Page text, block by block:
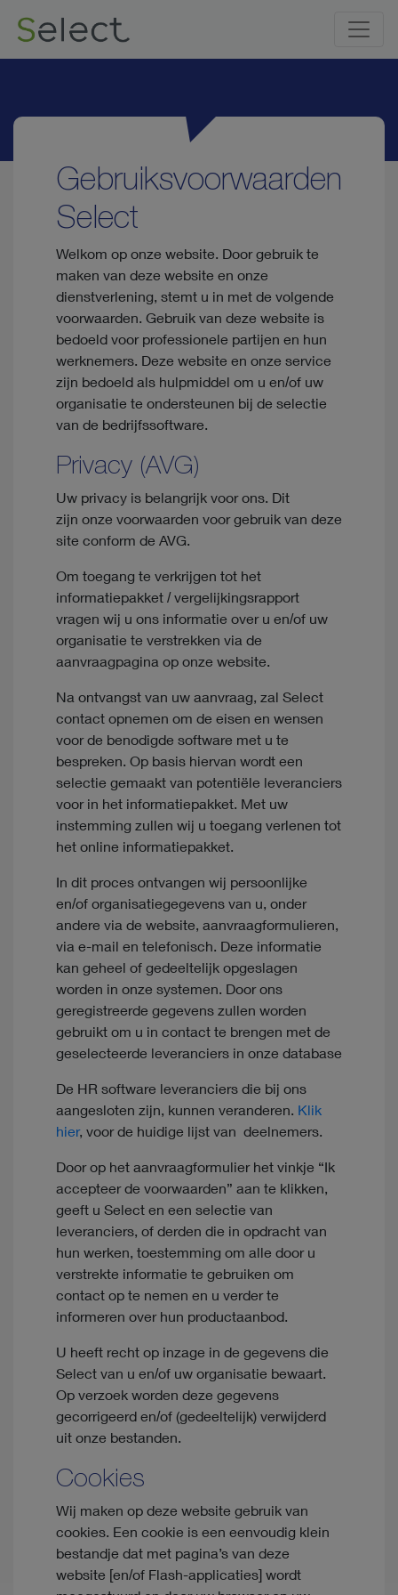
Gebruiksvoorwaarden
Select
Welkom op onze website. Door gebruik te
maken van deze website en onze
dienstverlening, stemt u in met de volgende
voorwaarden. Gebruik van deze website is
bedoeld voor professionele partijen en hun
werknemers. Deze website en onze service
zijn bedoeld als hulpmiddel om u en/of uw
organisatie te ondersteunen bij de selectie
van de bedrijfssoftware.
Privacy (AVG)
Uw privacy is belangrijk voor ons. Dit
zijn onze voorwaarden voor gebruik van deze
site conform de AVG.
Om toegang te verkrijgen tot het
informatiepakket / vergelijkingsrapport
vragen wij u ons informatie over u en/of uw
organisatie te verstrekken via de
aanvraagpagina op onze website.
Na ontvangst van uw aanvraag, zal Select
contact opnemen om de eisen en wensen
voor de benodigde software met u te
bespreken. Op basis hiervan wordt een
selectie gemaakt van potentiële leveranciers
voor in het informatiepakket. Met uw
instemming zullen wij u toegang verlenen tot
het online informatiepakket.
In dit proces ontvangen wij persoonlijke
en/of organisatiegegevens van u, onder
andere via de website, aanvraagformulieren,
via e-mail en telefonisch. Deze informatie
kan geheel of gedeeltelijk opgeslagen
worden in onze systemen. Door ons
geregistreerde gegevens zullen worden
gebruikt om u in contact te brengen met de
geselecteerde leveranciers in onze database
De HR software leveranciers die bij ons
aangesloten zijn, kunnen veranderen. Klik
hier, voor de huidige lijst van deelnemers.
Door op het aanvraagformulier het vinkje “Ik
accepteer de voorwaarden” aan te klikken,
geeft u Select en een selectie van
leveranciers, of derden die in opdracht van
hun werken, toestemming om alle door u
verstrekte informatie te gebruiken om
contact op te nemen en u verder te
informeren over hun productaanbod.
U heeft recht op inzage in de gegevens die
Select van u en/of uw organisatie bewaart.
Op verzoek worden deze gegevens
gecorrigeerd en/of (gedeeltelijk) verwijderd
uit onze bestanden.
Cookies
Wij maken op deze website gebruik van
cookies. Een cookie is een eenvoudig klein
bestandje dat met pagina’s van deze
website [en/of Flash-applicaties] wordt